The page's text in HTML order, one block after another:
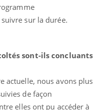
sur la durée.
sont-ils concluants
actuelle, nous avons plus
de façon
elles ont pu accéder à